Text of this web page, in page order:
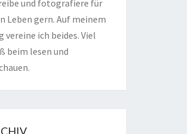
und fotografiere für
Leben gern. Auf meinem
vereine ich beides. Viel
beim lesen und